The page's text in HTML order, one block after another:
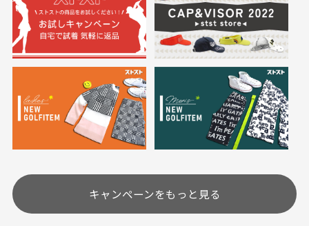
30代女性
高価なブルゾンがお
高価なブルゾンがお安く
購入できました。状態も
最高でした。
30代女性
いつも素敵な商品を
す
美品です。いつも素敵な
商品をありがとうござい
ます。
いております。(1配送先につき)
また5,000円(税込)以上お買い物をして頂けた場合は送
※必ず１つのショッピングカートに複数商品を入れて
ご注文下さいませ。
定休日はありますか？
土.日.祝日は定休日となっております。
その他の休日につきましてはサイト上にて告知させて
頂きます。
においについて
ユーズド商品の特性故、メンテンスを行っておりま
すが、におい（煙草、香水、お香、古着特有の香
り、柔軟剤等)が付着している場合がございます。
付属品について
付属品の記載につきましては、弊社に入荷した時点
キャンペーンをもっと見る